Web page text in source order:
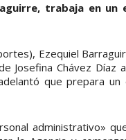
trabaja en un
Ezequiel
Josefina Chávez Díaz
que prepara un
administrativo»